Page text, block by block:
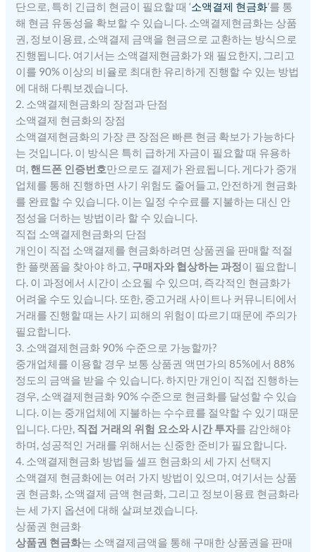
단으로, 특히 긴급히 현금이 필요할 때 ‘소액결제 현금화’를 통
해 현금 유동성을 확보할 수 있습니다. 소액결제현금화는 상품
권, 정보이용료, 소액결제 금액을 현금으로 교환하는 방식으로
진행됩니다. 여기서는 소액결제현금화가 왜 필요한지, 그리고
이를 90% 이상의 비율로 최대한 유리하게 진행할 수 있는 방법
에 대해 다뤄보겠습니다.
2. 소액결제현금화의 장점과 단점
소액결제 현금화의 장점
소액결제현금화의 가장 큰 장점은 빠른 현금 확보가 가능하다
는 것입니다. 이 방식은 특히 급하게 자금이 필요할 때 유용하
며, 핸드폰 인증번호만으로도 결제가 완료됩니다. 게다가 중개
업체를 통해 진행하면 사기 위험도 줄어들고, 안전하게 현금화
를 완료할 수 있습니다. 이는 일정 수수료를 지불하는 대신 안
정성을 더하는 방법이라 할 수 있습니다.
직접 소액결제현금화의 단점
개인이 직접 소액결제를 현금화하려면 상품권을 판매할 적절
한 플랫폼을 찾아야 하고, 구매자와 협상하는 과정이 필요합니
다. 이 과정에서 시간이 소요될 수 있으며, 즉각적인 현금화가
어려울 수도 있습니다. 또한, 중고거래 사이트나 커뮤니티에서
거래를 진행할 때는 사기 피해의 위험이 따르기 때문에 주의가
필요합니다.
3. 소액결제현금화 90% 수준으로 가능할까?
중개업체를 이용할 경우 보통 상품권 액면가의 85%에서 88%
정도의 금액을 받을 수 있습니다. 하지만 개인이 직접 진행하는
경우, 소액결제현금화 90% 수준으로 현금화를 달성할 수 있습
니다. 이는 중개업체에 지불하는 수수료를 절약할 수 있기 때문
입니다. 다만, 직접 거래의 위험 요소와 시간 투자를 감안해야
하며, 성공적인 거래를 위해서는 신중한 준비가 필요합니다.
4. 소액결제현금화 방법들 셀프 현금화의 세 가지 선택지
소액결제 현금화에는 여러 가지 방법이 있으며, 여기서는 상품
권 현금화, 소액결제 금액 현금화, 그리고 정보이용료 현금화라
는 세 가지 옵션에 대해 살펴보겠습니다.
상품권 현금화
상품권 현금화는 소액결제금액을 통해 구매한 상품권을 판매